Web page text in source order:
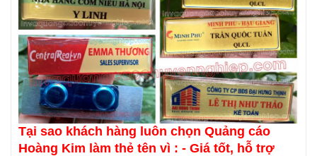
Tại sao khách hàng luôn chọn Quảng cáo
Hoàng Kim làm thẻ tên vì : - Giá tốt, hỗ trợ